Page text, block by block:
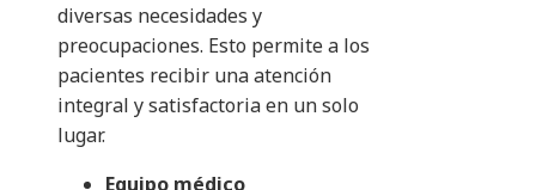
diversas necesidades y
preocupaciones. Esto permite a los
pacientes recibir una atención
integral y satisfactoria en un solo
lugar.
Equipo médico